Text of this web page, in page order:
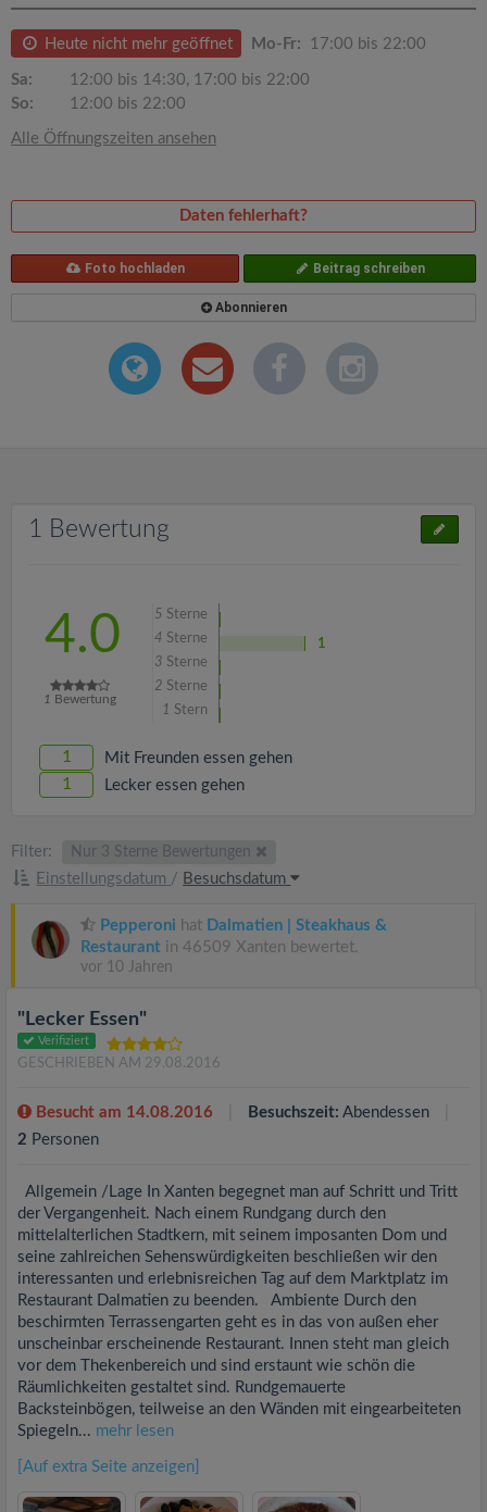
Heute nicht mehr geöffnet Mo-Fr: 17:00 bis 22:00
Sa:
12:00 bis 14:30, 17:00 bis 22:00
So:
12:00 bis 22:00
Alle Öffnungszeiten ansehen
Daten fehlerhaft?
Foto hochladen Beitrag schreiben
Abonnieren
1 Bewertung
4.0
1 Bewertung
5 Sterne
4 Sterne
1
3 Sterne
2 Sterne
1 Stern
1 Mit Freunden essen gehen
1 Lecker essen gehen
Filter: Nur 3 Sterne Bewertungen
Einstellungsdatum / Besuchsdatum
Pepperoni hat Dalmatien | Steakhaus &
Restaurant in 46509 Xanten bewertet.
vor 10 Jahren
"Lecker Essen"
Verifiziert
GESCHRIEBEN AM 29.08.2016
Besucht am 14.08.2016 Besuchszeit: Abendessen
2 Personen
Allgemein /Lage In Xanten begegnet man auf Schritt und Tritt
der Vergangenheit. Nach einem Rundgang durch den
mittelalterlichen Stadtkern, mit seinem imposanten Dom und
seine zahlreichen Sehenswürdigkeiten beschließen wir den
interessanten und erlebnisreichen Tag auf dem Marktplatz im
Restaurant Dalmatien zu beenden. Ambiente Durch den
beschirmten Terrassengarten geht es in das von außen eher
unscheinbar erscheinende Restaurant. Innen steht man gleich
vor dem Thekenbereich und sind erstaunt wie schön die
Räumlichkeiten gestaltet sind. Rundgemauerte
Backsteinbögen, teilweise an den Wänden mit eingearbeiteten
Spiegeln... mehr lesen
[Auf extra Seite anzeigen]
t
o